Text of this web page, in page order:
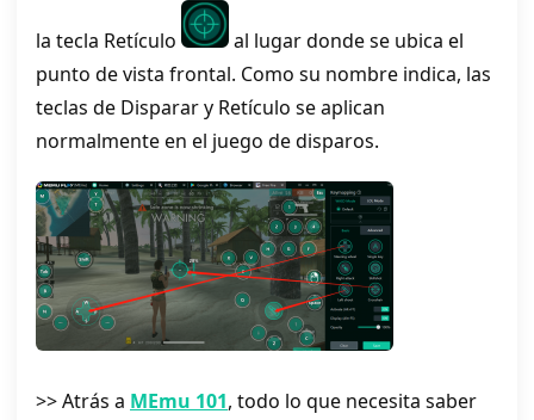
la tecla Retículo
al lugar donde se ubica el
punto de vista frontal. Como su nombre indica, las
teclas de Disparar y Retículo se aplican
normalmente en el juego de disparos.
>> Atrás a MEmu 101, todo lo que necesita saber